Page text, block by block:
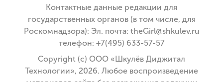
Контактные данные редакции для
государственных органов (в том числе, для
Роскомнадзора): Эл. почта: theGirl@shkulev.ru
телефон: +7(495) 633-57-57
Copyright (с) ООО «Шкулёв Диджитал
Технологии», 2026. Любое воспроизведение